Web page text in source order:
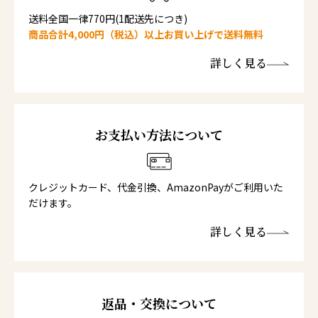
送料全国一律770円(1配送先につき)
商品合計4,000円（税込）以上お買い上げで送料無料
詳しく見る
お支払い方法について
クレジットカード、代金引換、AmazonPayがご利用いた
だけます。
詳しく見る
返品・交換について